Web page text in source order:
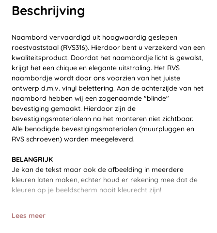
Beschrijving
Naambord vervaardigd uit hoogwaardig geslepen
roestvaststaal (RVS316). Hierdoor bent u verzekerd van een
kwaliteitsproduct. Doordat het naambordje licht is gewalst,
krijgt het een chique en elegante uitstraling. Het RVS
naambordje wordt door ons voorzien van het juiste
ontwerp d.m.v. vinyl belettering. Aan de achterzijde van het
naambord hebben wij een zogenaamde "blinde"
bevestiging gemaakt. Hierdoor zijn de
bevestigingsmaterialenn na het monteren niet zichtbaar.
Alle benodigde bevestigingsmaterialen (muurpluggen en
RVS schroeven) worden meegeleverd.
BELANGRIJK
Je kan de tekst maar ook de afbeelding in meerdere
kleuren laten maken, echter houd er rekening mee dat de
kleuren op je beeldscherm nooit kleurecht zijn!
Lees meer